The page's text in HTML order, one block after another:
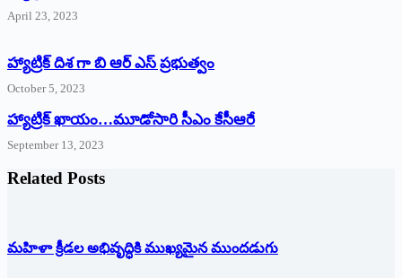
April 23, 2023
హ్యాట్రిక్ దిశ గా బి ఆర్ ఎస్ ప్రభుత్వం
October 5, 2023
హ్యాట్రిక్‌ ‌ఖాయం…మూడోసారి సీఎం కేసీఆరే
September 13, 2023
Related Posts
మహిళా క్రీడల అభివృద్ధికి ముఖ్యమైన ముందడుగు